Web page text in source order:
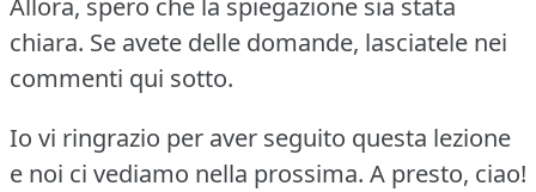
Allora, spero che la spiegazione sia stata
chiara. Se avete delle domande, lasciatele nei
commenti qui sotto.
Io vi ringrazio per aver seguito questa lezione
e noi ci vediamo nella prossima. A presto, ciao!